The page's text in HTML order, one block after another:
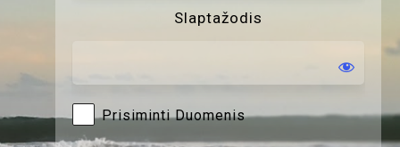
Slaptažodis
Prisiminti Duomenis